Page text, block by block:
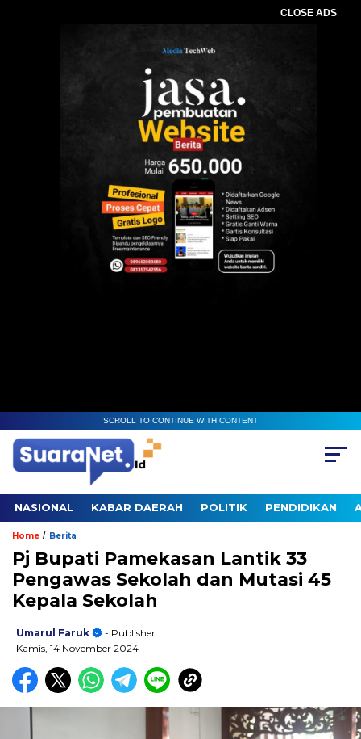
CLOSE ADS
SCROLL TO CONTINUE WITH CONTENT
NASIONAL KABAR DAERAH POLITIK PENDIDIKAN
Home / Berita
Pj Bupati Pamekasan Lantik 33
Pengawas Sekolah dan Mutasi 45
Kepala Sekolah
Umarul Faruk
- Publisher
Kamis, 14 November 2024